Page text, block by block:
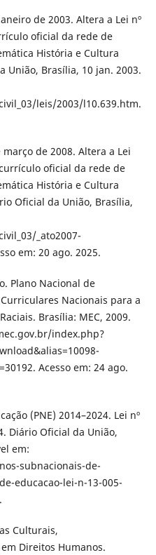
de 2003. Altera a Lei nº
oficial da rede de
História e Cultura
União, Brasília, 10 jan. 2003.
leis/2003/l10.639.htm.
março de 2008. Altera a Lei
oficial da rede de
História e Cultura
Oficial da União, Brasília,
_ato2007-
em: 20 ago. 2025.
Plano Nacional de
Nacionais para a
Brasília: MEC, 2009.
index.php?
Acesso em: 24 ago.
(PNE) 2014–2024. Lei nº
Diário Oficial da União,
em:
subnacionais-de-
educacao-lei-n-13-005-
Culturais,
Direitos Humanos.